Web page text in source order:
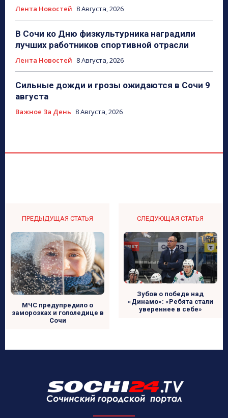
Лента Новостей 8 Августа, 2026
В Сочи ко Дню физкультурника наградили
лучших работников спортивной отрасли
Лента Новостей 8 Августа, 2026
Сильные дожди и грозы ожидаются в Сочи 9
августа
Важное За День 8 Августа, 2026
ПРЕДЫДУЩАЯ СТАТЬЯ
МЧС предупредило о
заморозках и гололедице в
Сочи
СЛЕДУЮЩАЯ СТАТЬЯ
Зубов о победе над
«Динамо»: «Ребята стали
увереннее в себе»